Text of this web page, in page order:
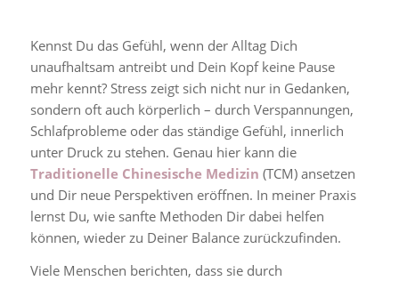
Kennst Du das Gefühl, wenn der Alltag Dich
unaufhaltsam antreibt und Dein Kopf keine Pause
mehr kennt? Stress zeigt sich nicht nur in Gedanken,
sondern oft auch körperlich – durch Verspannungen,
Schlafprobleme oder das ständige Gefühl, innerlich
unter Druck zu stehen. Genau hier kann die
Traditionelle Chinesische Medizin (TCM) ansetzen
und Dir neue Perspektiven eröffnen. In meiner Praxis
lernst Du, wie sanfte Methoden Dir dabei helfen
können, wieder zu Deiner Balance zurückzufinden.
Viele Menschen berichten, dass sie durch